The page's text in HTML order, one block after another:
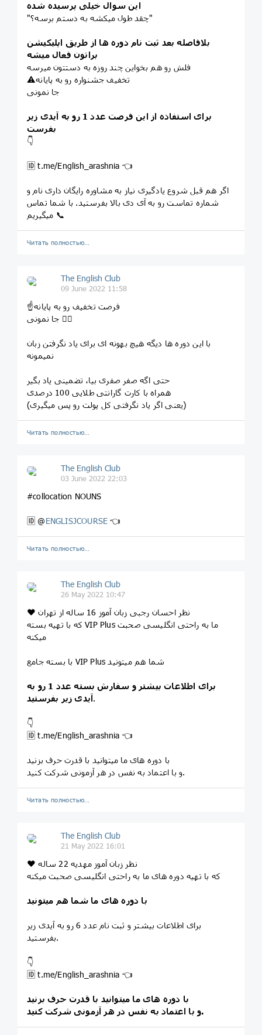
این سوال خیلی پرسیده شده
"چقد طول میکشه به دستم برسه؟"
بلافاصله بعد ثبت نام دوره ها از طریق اپلیکیشن
براتون فعال میشه
فلش رو هم بخواین چند روزه به دستتون میرسه
⚠️تخفیف جشنواره رو به پایانه
جا نمونی
برای استفاده از این فرصت عدد 1 رو به آیدی زیر
بفرست
👇
🆔 t.me/English_arashnia 👈
اگر هم قبل شروع یادگیری نیاز به مشاوره رایگان داری نام و
شماره تماست رو به آی دی بالا بفرستید. با شما تماس
میگیریم 📞
Читать полностью…
The English Club
09 June 2022 11:58
☝️فرصت تخفیف رو به پایانه
جا نمونی 🏃‍♂
با این دوره ها دیگه هیچ بهونه ای برای یاد نگرفتن زبان
نمیمونه
حتی اگه صفر صفری بیا، تضمینی یاد بگیر
همراه با کارت گارانتی طلایی 100 درصدی
(یعنی اگر یاد نگرفتی کل پولت رو پس میگیری)
Читать полностью…
The English Club
03 June 2022 22:03
#collocation NOUNS
🆔 @ENGLISJCOURSE 👈
Читать полностью…
The English Club
26 May 2022 10:47
❤️ نظر احسان رجبی زبان آموز 16 ساله از تهران
که با تهیه بسته VIP Plus ما به راحتی انگلیسی صحبت
میکنه
با بسته جامع VIP Plus شما هم میتونید
برای اطلاعات بیشتر و سفارش بسته عدد 1 رو به
آیدی زیر بفرستید.
👇
🆔 t.me/English_arashnia 👈
با دوره های ما میتوانید با قدرت حرف بزنید
و با اعتماد به نفس در هر آزمونی شرکت کنید.
Читать полностью…
The English Club
21 May 2022 16:01
❤️ نظر زبان آموز مهدیه 22 ساله
که با تهیه دوره های ما به راحتی انگلیسی صحبت میکنه
با دوره های ما شما هم میتونید
برای اطلاعات بیشتر و ثبت نام عدد 6 رو به آیدی زیر
بفرستید.
👇
🆔 t.me/English_arashnia 👈
با دوره های ما میتوانید با قدرت حرف بزنید
و با اعتماد به نفس در هر آزمونی شرکت کنید.